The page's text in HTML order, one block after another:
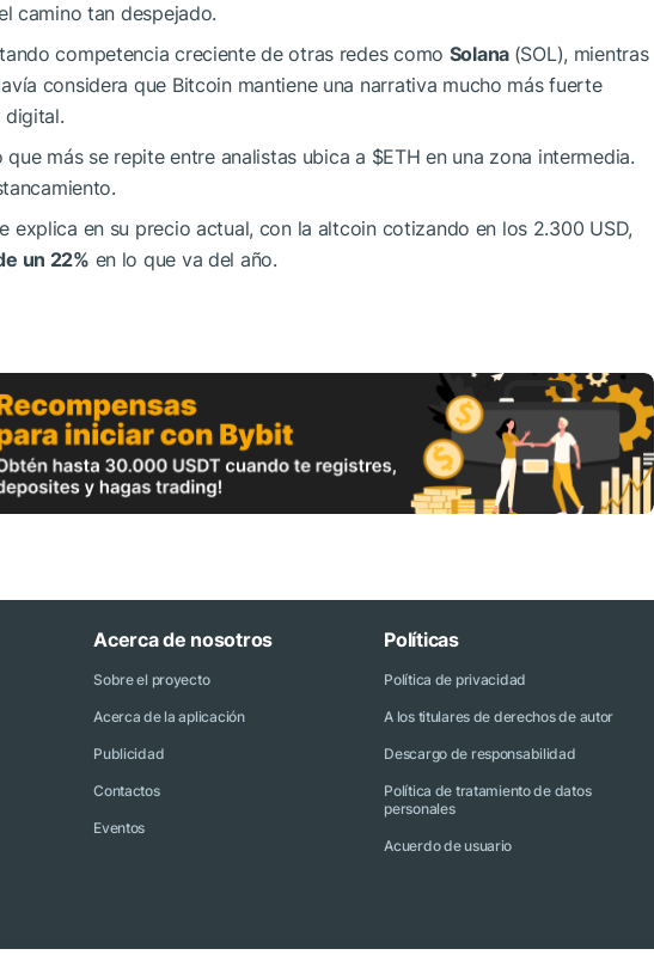
camino tan despejado.
competencia creciente de otras redes como Solana (SOL), mientras
considera que Bitcoin mantiene una narrativa mucho más fuerte
digital.
que más se repite entre analistas ubica a $ETH en una zona intermedia.
explica en su precio actual, con la altcoin cotizando en los 2.300 USD,
un 22% en lo que va del año.
Acerca de nosotros
Sobre el proyecto
Acerca de la aplicación
Publicidad
Contactos
Eventos
Políticas
Política de privacidad
A los titulares de derechos de autor
Descargo de responsabilidad
Política de tratamiento de datos
personales
Acuerdo de usuario